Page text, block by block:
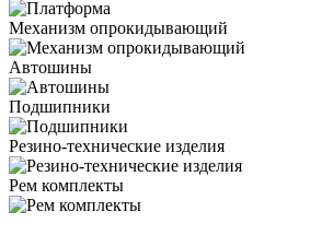
Механизм опрокидывающий
Автошины
Подшипники
Резино-технические изделия
Рем комплекты